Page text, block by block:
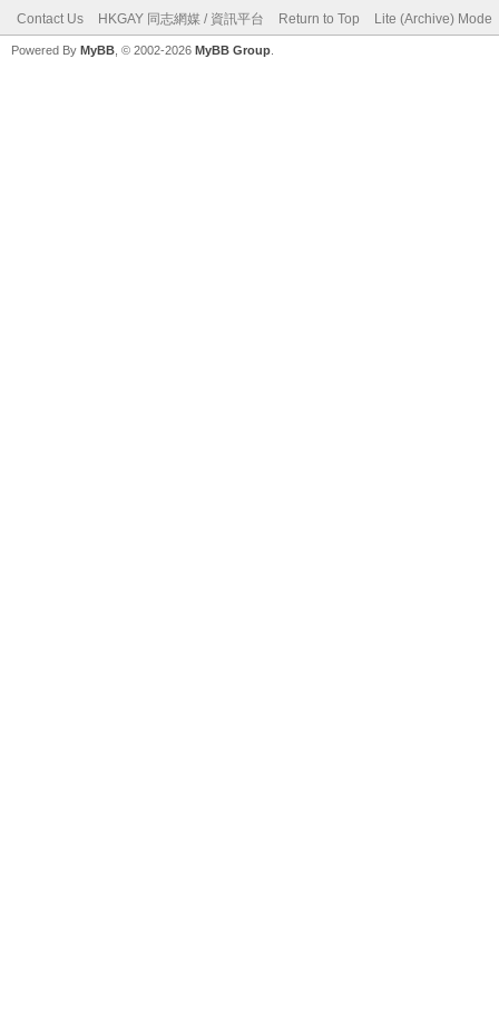
Contact Us HKGAY 同志網媒 / 資訊平台 Return to Top Lite (Archive) Mode
Powered By MyBB , © 2002-2026 MyBB Group